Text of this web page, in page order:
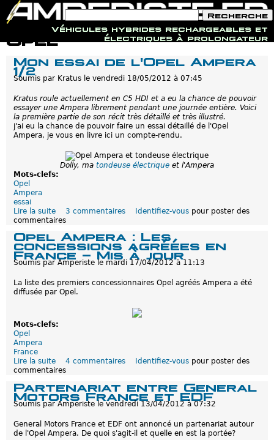
Jump to navigation
Véhicules hybrides rechargeables et
électriques à prolongateur
o
r
m
l
a
i
e
d
e
r
e
h
e
r
e
c
h
r
c
h
Opel
Mon essai de l'Opel Ampera
1/2
Soumis par Kratus le vendredi 18/05/2012 à 07:45
Kratus roule actuellement en C5 HDI et a eu la chance de pouvoir
essayer une Ampera librement pendant une journée entière. Voici
la première partie de son récit très détaillé et très illustré.
j'ai eu la chance de pouvoir faire un essai détaillé de l'Opel
Ampera, je vous en livre ici un compte-rendu.
Dolly, ma tondeuse électrique et l'Ampera
Mots-clefs:
Opel
Ampera
essai
Lire la suite
e
n
e
s
a
i
l
l
m
p
e
a
1
3 commentaires Identifiez-vous pour poster des
commentaires
Opel Ampera : Les
concessions agréées en
France - Mis à jour
Soumis par Amperiste le mardi 17/04/2012 à 11:13
La liste des premiers concessionnaires Opel agréés Ampera a été
diffusée par Opel.
Mots-clefs:
Opel
Ampera
France
Lire la suite
e
p
e
m
p
4 commentaires Identifiez-vous pour poster des
commentaires
Partenariat entre General
Motors France et EDF
Soumis parAmperiste levendredi 13/04/2012 à 07:32
General Motors France et EDF ont annoncé un partenariat autour
de l'Opel Ampera. De quoi s'agit-il et quelle en est la portée?